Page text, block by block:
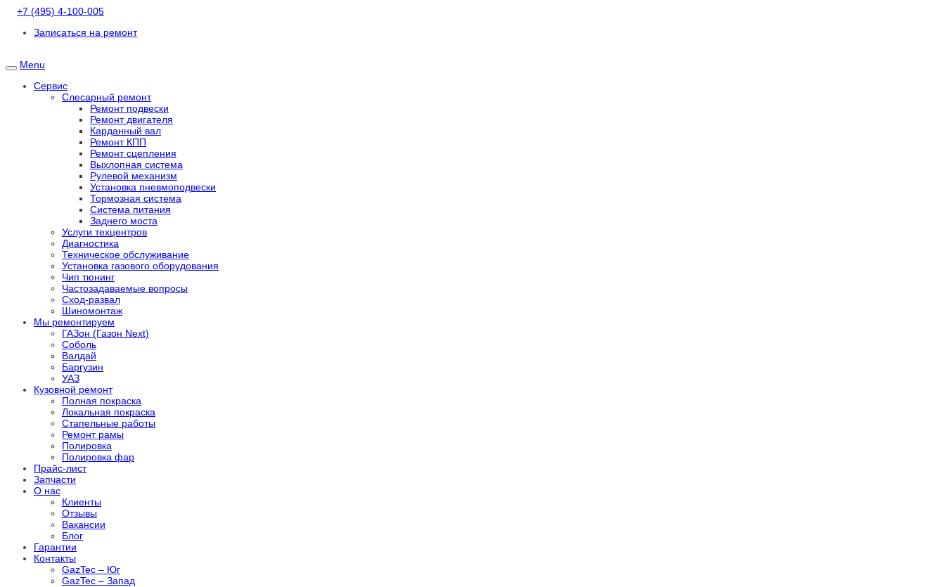
+7 (495) 4-100-005
Записаться на ремонт
Menu
Сервис
Слесарный ремонт
Ремонт подвески
Ремонт двигателя
Карданный вал
Ремонт КПП
Ремонт сцепления
Выхлопная система
Рулевой механизм
Установка пневмоподвески
Тормозная система
Система питания
Заднего моста
Услуги техцентров
Диагностика
Техническое обслуживание
Установка газового оборудования
Чип тюнинг
Частозадаваемые вопросы
Сход-развал
Шиномонтаж
Мы ремонтируем
ГАЗон (Газон Next)
Соболь
Валдай
Баргузин
УАЗ
Кузовной ремонт
Полная покраска
Локальная покраска
Стапельные работы
Ремонт рамы
Полировка
Полировка фар
Прайс-лист
Запчасти
О нас
Клиенты
Отзывы
Вакансии
Блог
Гарантии
Контакты
GazTec – Юг
GazTec – Запад